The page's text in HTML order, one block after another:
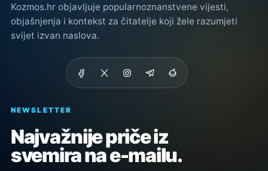
Kozmos.hr objavljuje popularnoznanstvene vijesti,
objašnjenja i kontekst za čitatelje koji žele razumjeti
svijet izvan naslova.
NEWSLETTER
Najvažnije priče iz
svemira na e-mailu.